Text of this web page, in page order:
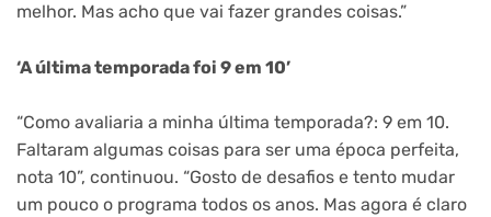
melhor. Mas acho que vai fazer grandes coisas.”
‘A última temporada foi 9 em 10’
“Como avaliaria a minha última temporada?: 9 em 10.
Faltaram algumas coisas para ser uma época perfeita,
nota 10”, continuou. “Gosto de desafios e tento mudar
um pouco o programa todos os anos. Mas agora é claro